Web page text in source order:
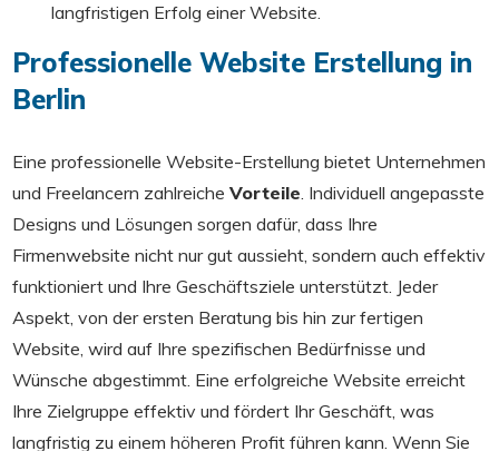
langfristigen Erfolg einer Website.
Professionelle Website Erstellung in
Berlin
Eine professionelle Website-Erstellung bietet Unternehmen
und Freelancern zahlreiche Vorteile. Individuell angepasste
Designs und Lösungen sorgen dafür, dass Ihre
Firmenwebsite nicht nur gut aussieht, sondern auch effektiv
funktioniert und Ihre Geschäftsziele unterstützt. Jeder
Aspekt, von der ersten Beratung bis hin zur fertigen
Website, wird auf Ihre spezifischen Bedürfnisse und
Wünsche abgestimmt. Eine erfolgreiche Website erreicht
Ihre Zielgruppe effektiv und fördert Ihr Geschäft, was
langfristig zu einem höheren Profit führen kann. Wenn Sie